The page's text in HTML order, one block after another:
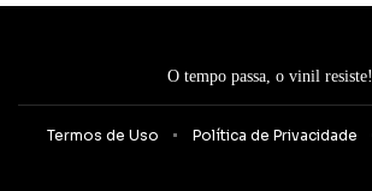
O tempo passa, o vinil resiste!
Termos de Uso Política de Privacidade